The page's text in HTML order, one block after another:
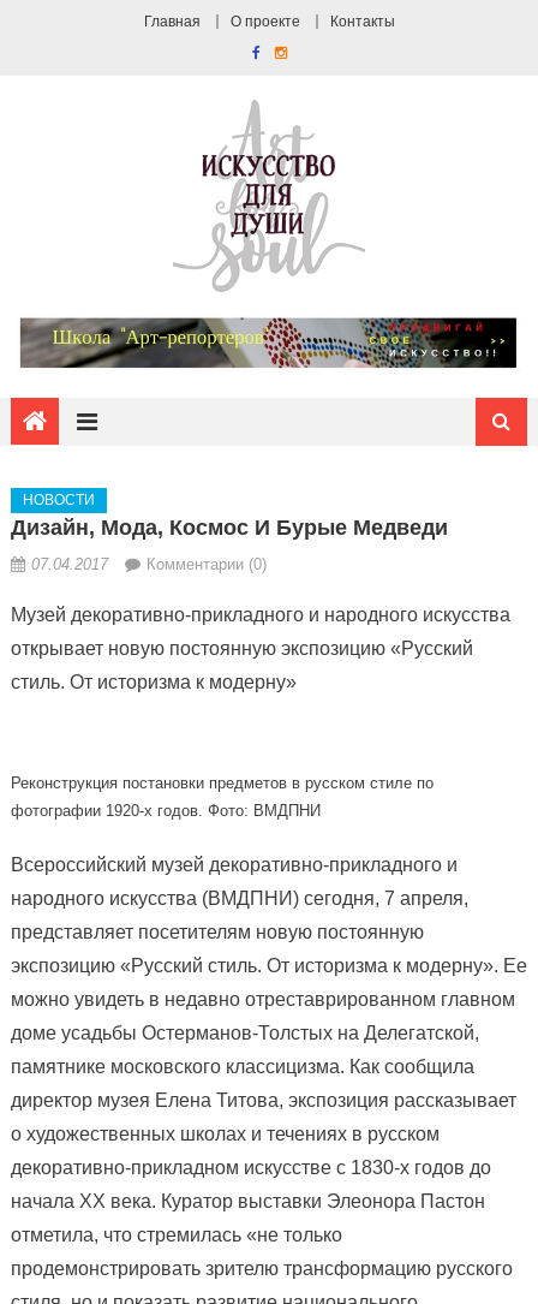
Главная О проекте Контакты
НОВОСТИ
Дизайн, Мода, Космос И Бурые Медведи
07.04.2017 Комментарии (0)
Музей декоративно-прикладного и народного искусства
открывает новую постоянную экспозицию «Русский
стиль. От историзма к модерну»
Реконструкция постановки предметов в русском стиле по
фотографии 1920-х годов. Фото: ВМДПНИ
Всероссийский музей декоративно-прикладного и
народного искусства (ВМДПНИ) сегодня, 7 апреля,
представляет посетителям новую постоянную
экспозицию «Русский стиль. От историзма к модерну». Ее
можно увидеть в недавно отреставрированном главном
доме усадьбы Остерманов-Толстых на Делегатской,
памятнике московского классицизма. Как сообщила
директор музея Елена Титова, экспозиция рассказывает
о художественных школах и течениях в русском
декоративно-прикладном искусстве с 1830-х годов до
начала ХХ века. Куратор выставки Элеонора Пастон
отметила, что стремилась «не только
продемонстрировать зрителю трансформацию русского